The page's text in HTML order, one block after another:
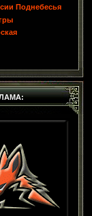
Поднебесья